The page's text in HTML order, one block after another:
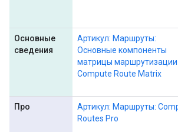
Основные
сведения
Артикул: Маршруты:
Основные компоненты
матрицы маршрутизации
Compute Route Matrix
Про
Артикул: Маршруты:
Routes Pro